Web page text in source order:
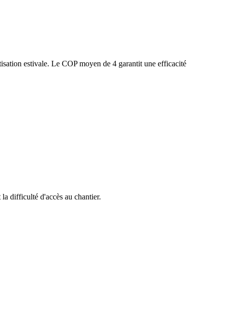
estivale. Le COP moyen de 4 garantit une efficacité
difficulté d'accès au chantier.